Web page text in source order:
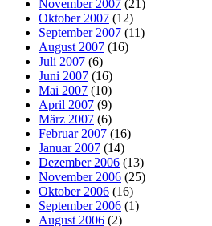
November 2007 (21)
Oktober 2007 (12)
September 2007 (11)
August 2007 (16)
Juli 2007 (6)
Juni 2007 (16)
Mai 2007 (10)
April 2007 (9)
März 2007 (6)
Februar 2007 (16)
Januar 2007 (14)
Dezember 2006 (13)
November 2006 (25)
Oktober 2006 (16)
September 2006 (1)
August 2006 (2)